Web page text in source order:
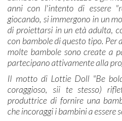
anni con l'intento di essere
giocando, si immergono in un
di proiettarsi in un età adulta,
con bambole di questo tipo. Per
molte bambole sono create a
partecipano attivamente alla
Il motto di Lottie Doll "Be
coraggioso, sii te stesso)
produttrice di fornire una
che incoraggi i bambini a essere